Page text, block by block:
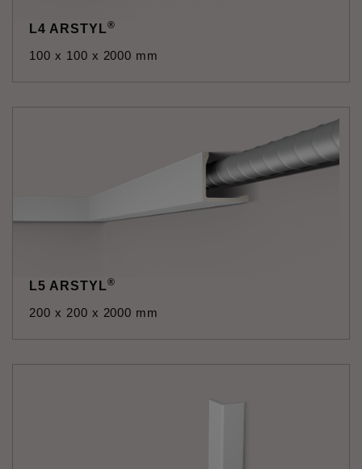
L4 ARSTYL®
100 x 100 x 2000 mm
L5 ARSTYL®
200 x 200 x 2000 mm